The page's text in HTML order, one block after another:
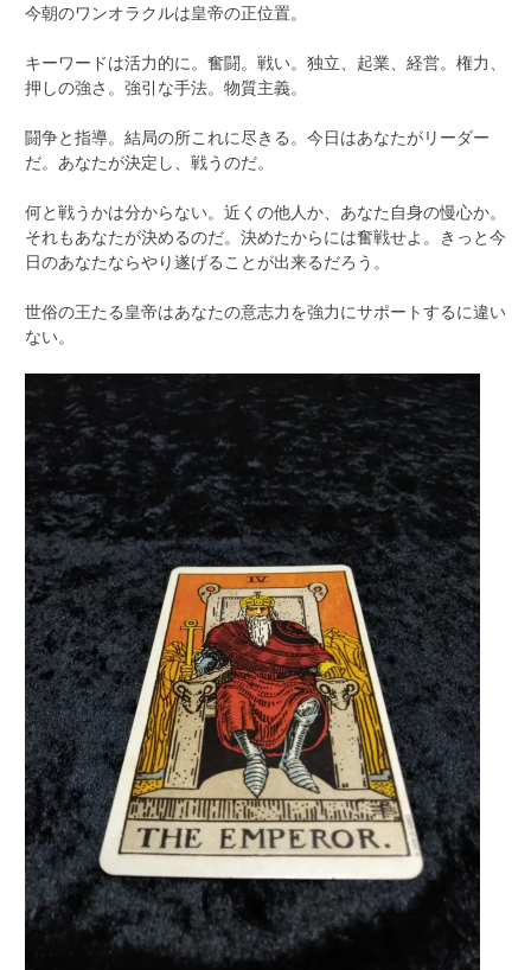
今朝のワンオラクルは皇帝の正位置。
キーワードは活力的に。奮闘。戦い。独立、起業、経営。権力、
押しの強さ。強引な手法。物質主義。
闘争と指導。結局の所これに尽きる。今日はあなたがリーダー
だ。あなたが決定し、戦うのだ。
何と戦うかは分からない。近くの他人か、あなた自身の慢心か。
それもあなたが決めるのだ。決めたからには奮戦せよ。きっと今
日のあなたならやり遂げることが出来るだろう。
世俗の王たる皇帝はあなたの意志力を強力にサポートするに違い
ない。